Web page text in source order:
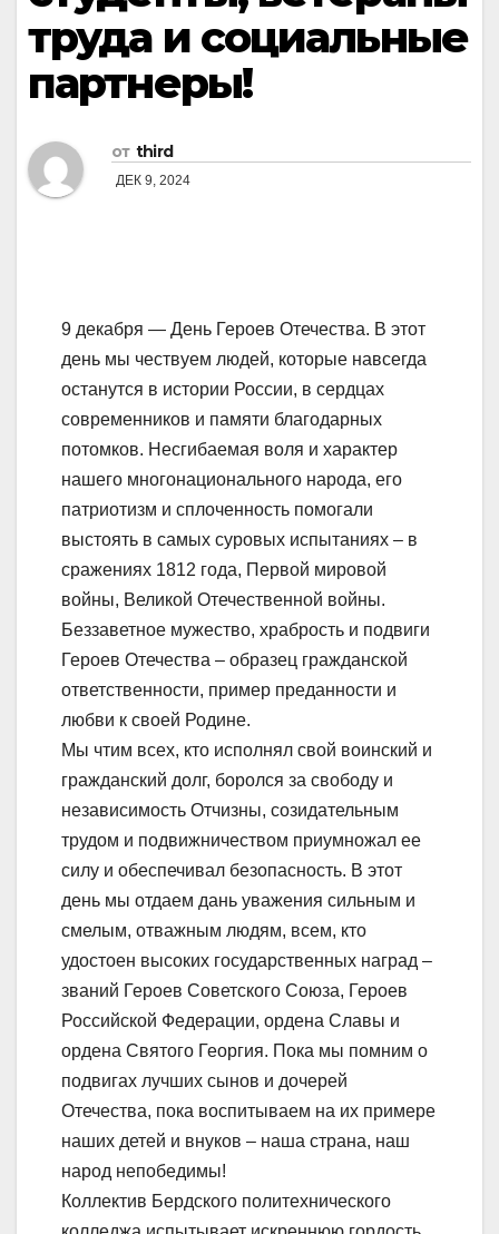
труда и социальные
партнеры!
от third
ДЕК 9, 2024
9 декабря — День Героев Отечества. В этот
день мы чествуем людей, которые навсегда
останутся в истории России, в сердцах
современников и памяти благодарных
потомков. Несгибаемая воля и характер
нашего многонационального народа, его
патриотизм и сплоченность помогали
выстоять в самых суровых испытаниях – в
сражениях 1812 года, Первой мировой
войны, Великой Отечественной войны.
Беззаветное мужество, храбрость и подвиги
Героев Отечества – образец гражданской
ответственности, пример преданности и
любви к своей Родине.
Мы чтим всех, кто исполнял свой воинский и
гражданский долг, боролся за свободу и
независимость Отчизны, созидательным
трудом и подвижничеством приумножал ее
силу и обеспечивал безопасность. В этот
день мы отдаем дань уважения сильным и
смелым, отважным людям, всем, кто
удостоен высоких государственных наград –
званий Героев Советского Союза, Героев
Российской Федерации, ордена Славы и
ордена Святого Георгия. Пока мы помним о
подвигах лучших сынов и дочерей
Отечества, пока воспитываем на их примере
наших детей и внуков – наша страна, наш
народ непобедимы!
Коллектив Бердского политехнического